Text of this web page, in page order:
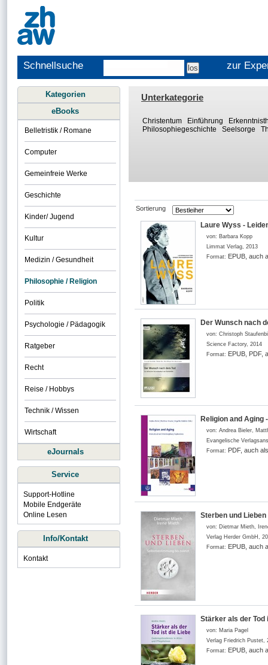
Schnellsuche zur
Unterkategorie
Christentum Einführung
Philosophiegeschichte
Seelsorge
Sortierung
Laure Wyss -
von: Barbara Kopp
Limmat Verlag, 2013
Format: EPUB, auch
Der Wunsch nach
von: Christoph
Science Factory, 2014
Format: EPUB, PDF,
Religion and
von: Andrea Bieler,
Evangelische
Format: PDF, auch
Sterben und
von: Dietmar Mieth,
Verlag Herder GmbH ,
Format: EPUB, auch
Stärker als der Tod
von: Maria Pagel
Verlag Friedrich Pustet,
Format: EPUB, auch
Kategorien
eBooks
Belletristik / Romane
Computer
Gemeinfreie Werke
Geschichte
Kinder/ Jugend
Kultur
Medizin / Gesundheit
Philosophie / Religion
Politik
Psychologie / Pädagogik
Ratgeber
Recht
Reise / Hobbys
Technik / Wissen
Wirtschaft
eJournals
Service
Support-Hotline
Mobile Endgeräte
Online Lesen
Info/Kontakt
Kontakt